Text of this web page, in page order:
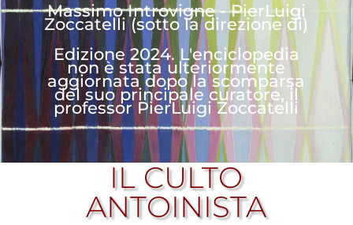
Massimo Introvigne - PierLuigi
Zoccatelli (sotto la direzione di)
Edizione 2024. L'enciclopedia
non è stata ulteriormente
aggiornata dopo la scomparsa
del suo principale curatore, il
professor PierLuigi Zoccatelli
IL CULTO
ANTOINISTA